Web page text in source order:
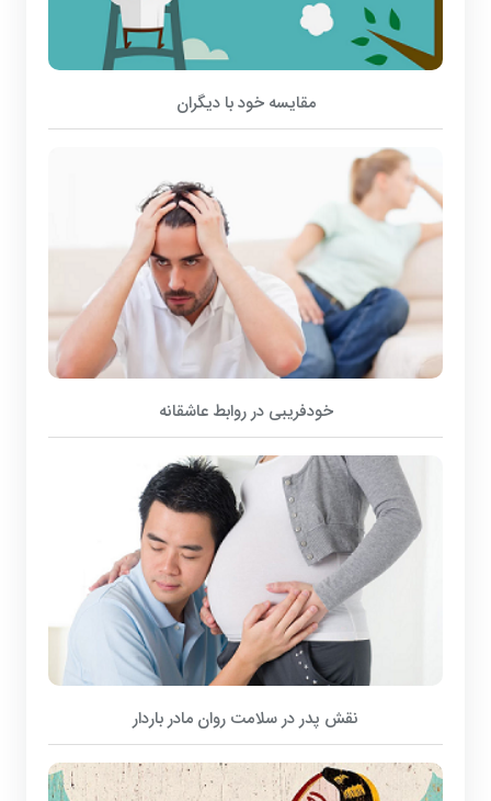
مقایسه خود با دیگران
خودفریبی در روابط عاشقانه
نقش پدر در سلامت روان مادر باردار